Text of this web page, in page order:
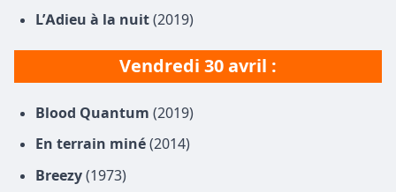
L’Adieu à la nuit (2019)
Vendredi 30 avril :
Blood Quantum (2019)
En terrain miné (2014)
Breezy (1973)